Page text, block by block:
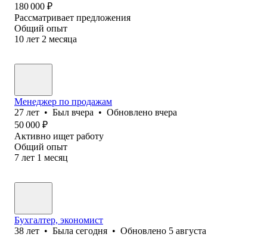
180 000 ₽
Рассматривает предложения
Общий опыт
10 лет 2 месяца
Менеджер по продажам
27 лет • Был вчера • Обновлено вчера
50 000 ₽
Активно ищет работу
Общий опыт
7 лет 1 месяц
Бухгалтер, экономист
38 лет • Была сегодня • Обновлено 5 августа